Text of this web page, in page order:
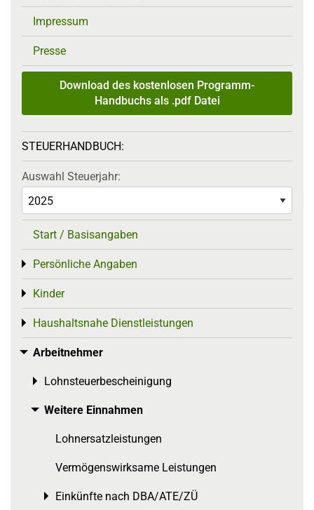
Impressum
Presse
Download des kostenlosen Programm-
Handbuchs als .pdf Datei
STEUERHANDBUCH:
Auswahl Steuerjahr:
Start / Basisangaben
Persönliche Angaben
Toggle menu
Kinder
Toggle menu
Haushaltsnahe Dienstleistungen
Toggle menu
Arbeitnehmer
Toggle menu
Lohnsteuerbescheinigung
Toggle menu
Weitere Einnahmen
Toggle menu
Lohnersatzleistungen
Vermögenswirksame Leistungen
Einkünfte nach DBA/ATE/ZÜ
Toggle menu